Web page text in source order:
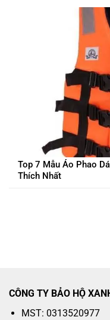
Top 7 Mẫu Áo Phao
Thích Nhất
CÔNG TY BẢO HỘ
MST: 0313520977